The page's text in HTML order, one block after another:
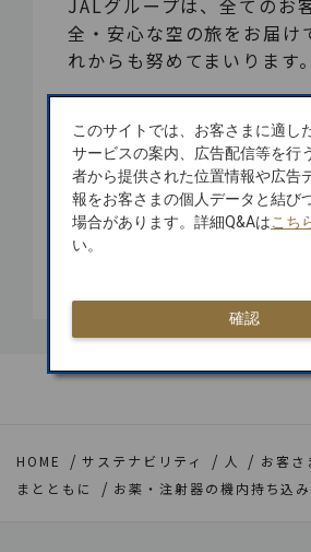
全・安心な空の旅をお届け
れからも努めてまいります。
詳しくはこちら
HOME サステナビリティ 人 お客さ
まとともに
お薬・注射器の機内持ち込
このサイトでは、お客さまに適し
サービスの案内、広告配信等を行
者から提供された位置情報や広告
報をお客さまの個人データと結び
場合があります。詳細Q&Aはこち
い。
確認